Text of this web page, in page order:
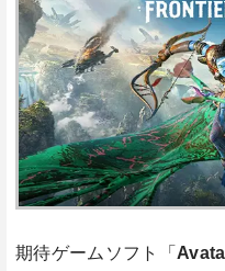
期待ゲームソフト「